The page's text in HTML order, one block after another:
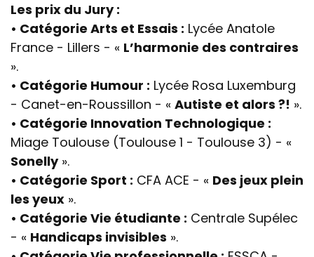
Les prix du Jury :
• Catégorie Arts et Essais : Lycée Anatole
France - Lillers - « L’harmonie des contraires
».
• Catégorie Humour : Lycée Rosa Luxemburg
- Canet-en-Roussillon - « Autiste et alors ?! ».
• Catégorie Innovation Technologique :
Miage Toulouse (Toulouse 1 - Toulouse 3) - «
Sonelly».
• Catégorie Sport : CFA ACE - « Des jeux plein
les yeux ».
• Catégorie Vie étudiante : Centrale Supélec
- « Handicaps invisibles ».